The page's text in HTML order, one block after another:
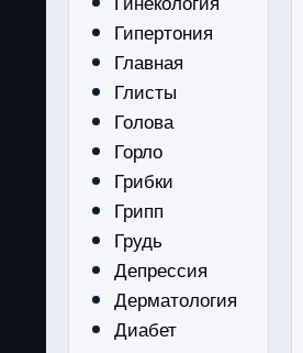
Гипертония
Главная
Глисты
Голова
Горло
Грибки
Грипп
Грудь
Депрессия
Дерматология
Диабет